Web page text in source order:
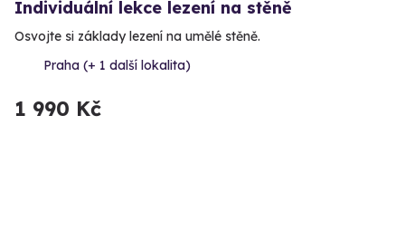
Individuální lekce lezení na stěně
Osvojte si základy lezení na umělé stěně.
Praha (+ 1 další lokalita)
1 990 Kč